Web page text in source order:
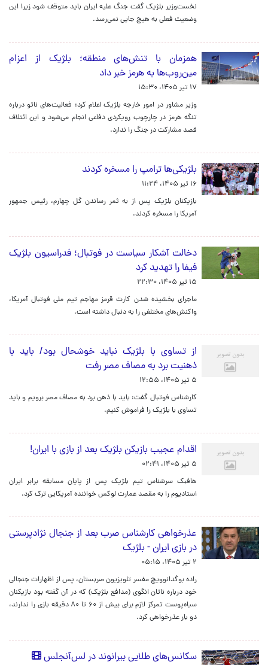
نخست‌وزیر بلژیک گفت جنگ علیه ایران باید متوقف شود زیرا این
وضعیت فعلی به هیچ جایی نمی‌رسد.
همزمان با تنش‌های منطقه؛ بلژیک از اعزام
مین‌روب‌ها به هرمز خبر داد
۱۷ تیر ۱۴۰۵، ۱۵:۳۰
وزیر مشاور در امور خارجه بلژیک اعلام کرد: فعالیت‌های ناتو درباره
تنگه هرمز در چارچوب رویکردی دفاعی انجام می‌شود و این ائتلاف
قصد مشارکت در جنگ را ندارد.
بلژیکی‌ها ترامپ را مسخره کردند
۱۶ تیر ۱۴۰۵، ۱۱:۲۴
بازیکنان بلژیک پس از به ثمر رساندن گل چهارم، رئیس جمهور
آمریکا را مسخره کردند.
دخالت آشکار سیاست در فوتبال؛ فدراسیون بلژیک
فیفا را تهدید کرد
۱۵ تیر ۱۴۰۵، ۲۲:۳۰
ماجرای بخشیده شدن کارت قرمز مهاجم تیم ملی فوتبال آمریکا،
واکنش‌های مختلفی را به دنبال داشته است.
از تساوی با بلژیک نباید خوشحال بود/ باید با
ذهنیت برد به مصاف مصر رفت
۵ تیر ۱۴۰۵، ۱۲:۵۵
کارشناس فوتبال گفت: باید با ذهن برد به مصاف مصر برویم و باید
تساوی با بلژیک را فراموش کنیم.
اقدام عجیب بازیکن بلژیک بعد از بازی با ایران!
۵ تیر ۱۴۰۵، ۰۲:۴۱
هافبک سرشناس تیم بلژیک پس از پایان مسابقه برابر ایران
استادیوم را به مقصد عمارت لوکس خواننده آمریکایی ترک کرد.
عذرخواهی کارشناس صرب بعد از جنجال نژادپرستی
در بازی ایران - بلژیک
۲ تیر ۱۴۰۵، ۰۵:۱۵
راده بوگدانوویچ مفسر تلویزیون صربستان، پس از اظهارات جنجالی
خود درباره ناتان انگوی (مدافع بلژیک) که در آن گفته بود بازیکنان
سیاه‌پوست تمرکز لازم برای بیش از ۶۰ تا ۸۰ دقیقه بازی را ندارند،
دو بار عذرخواهی کرد.
سکانس‌های طلایی بیرانوند در لس‌آنجلس